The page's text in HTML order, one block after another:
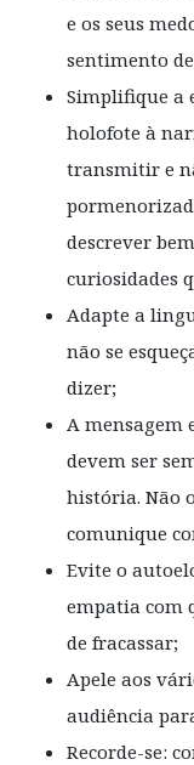
e os seus
sentimento
Simplifique a
holofote à
transmitir e
descrever
curiosidades
Adapte a
não se
dizer;
A mensagem
devem ser
história. Não
comunique
Evite o
empatia com
de fracassar;
Apele aos
audiência
Recorde-se: